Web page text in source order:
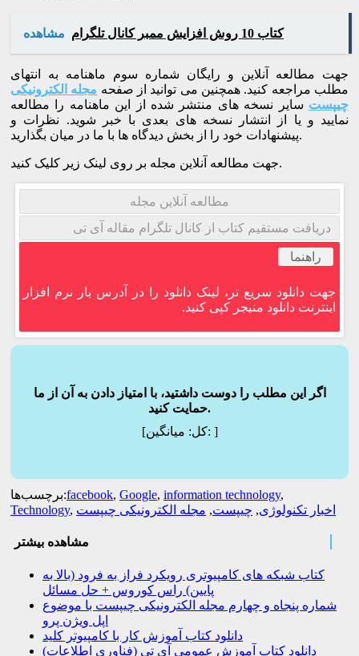
مشاهده کتاب 10 روش افزایش ممبر کانال تلگرام
جهت مطالعه آنلاین و رایگان شماره سوم ماهنامه به انتهای
مطلب مراجعه کنید. همچنین می توانید از صفحه مجله الکترونیکی
چیپست سایر نسخه های منتشر شده از این ماهنامه را مطالعه
نمایید و یا از انتشار نسخه های بعدی با خبر شوید. نظرات و
پیشنهادات خود را از بخش دیدگاه ها با ما در میان بگذارید.
جهت مطالعه آنلاین مجله بر روی لینک زیر کلیک کنید.
مطالعه آنلاین مجله
دریافت مستقیم کتاب از کانال تلگرام مقاله آی تی
راهنما
جهت دانلود سریع تر، لینک دانلود را در آدرس بار نرم افزار
اینترنت دانلود منیجر کپی کنید.
اگر این مطلب را دوست داشتید، با امتیاز دادن به آن از ما
حمایت کنید.
[کل:میانگین: ]
برچسب‌ها:facebook, Google, information technology,
Technology, اخبار تکنولوژی, چیپست, مجله الکترونیکی چیپست
مشاهده بیشتر
کتاب شبکه های کامپیوتری رویکرد فراز به فرود (بالا به
پایین) راس کوروس + حل مسائل
شماره پنجاه و چهارم مجله الکترونیکی چیپست با موضوع
اپل ویژن پرو
دانلود کتاب آموزش کار با کامپیوتر کلید
دانلود کتاب آموزش عمومی آی تی (فناوری اطلاعات)